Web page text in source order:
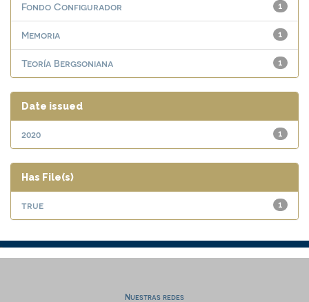
1
Fondo Configurador
1
Memoria
1
Teoría Bergsoniana
Date issued
1
2020
Has File(s)
1
true
Nuestras redes